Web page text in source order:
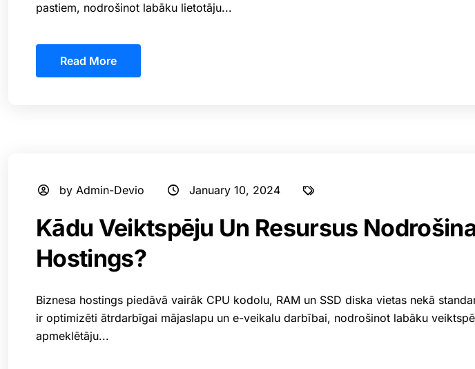
pastiem, nodrošinot labāku lietotāju...
Read More
by Admin-Devio January 10, 2024
Kādu Veiktspēju Un Resursus
Hostings?
Biznesa hostings piedāvā vairāk CPU kodolu, RAM un SSD diska vietas nekā
ir optimizēti ātrdarbīgai mājaslapu un e-veikalu darbībai, nodrošinot labāku
apmeklētāju...